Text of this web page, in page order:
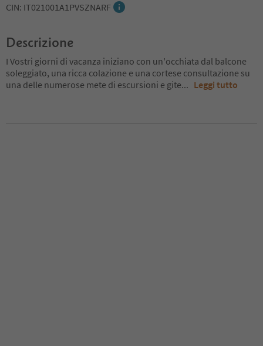
CIN: IT021001A1PVSZNARF
Descrizione
I Vostri giorni di vacanza iniziano con un'occhiata dal balcone
soleggiato, una ricca colazione e una cortese consultazione su
una delle numerose mete di escursioni e gite... Leggi tutto